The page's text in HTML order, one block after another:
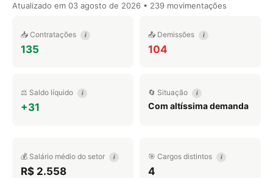
Atualizado em 03 agosto de 2026 • 239 movimentações
📥 Contratações i
135
📤 Demissões i
104
⚖️ Saldo líquido i
+31
🔄 Situação i
Com altíssima demanda
💰 Salário médio do setor i
R$ 2.558
🎯 Cargos distintos i
4